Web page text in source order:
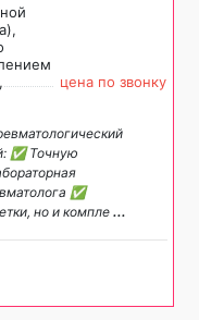
цена по звонку
✅ Точную
✅
но и компле ...